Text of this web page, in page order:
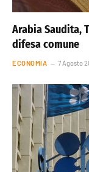
Arabia Saudita,
difesa comune
ECONOMIA 7 Agosto